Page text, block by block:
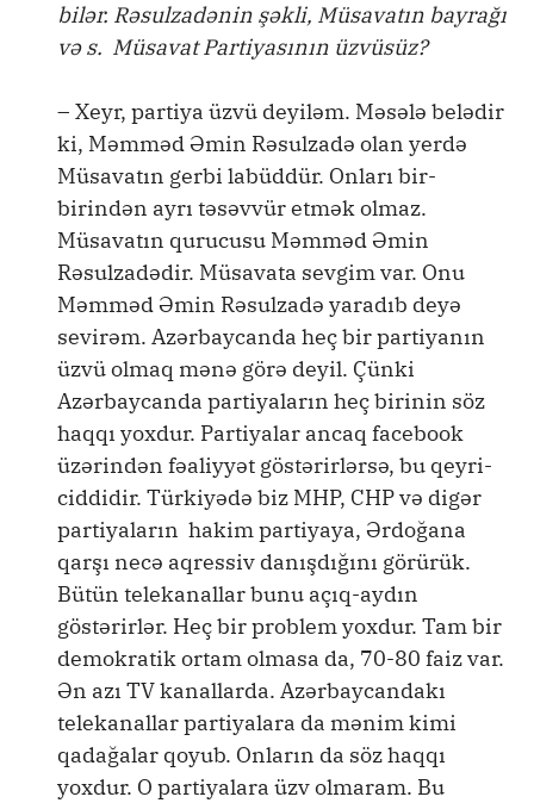
bilər. Rəsulzadənin şəkli, Müsavatın bayrağı
və s. Müsavat Partiyasının üzvüsüz?
– Xeyr, partiya üzvü deyiləm. Məsələ belədir
ki, Məmməd Əmin Rəsulzadə olan yerdə
Müsavatın gerbi labüddür. Onları bir-
birindən ayrı təsəvvür etmək olmaz.
Müsavatın qurucusu Məmməd Əmin
Rəsulzadədir. Müsavata sevgim var. Onu
Məmməd Əmin Rəsulzadə yaradıb deyə
sevirəm. Azərbaycanda heç bir partiyanın
üzvü olmaq mənə görə deyil. Çünki
Azərbaycanda partiyaların heç birinin söz
haqqı yoxdur. Partiyalar ancaq facebook
üzərindən fəaliyyət göstərirlərsə, bu qeyri-
ciddidir. Türkiyədə biz MHP, CHP və digər
partiyaların hakim partiyaya, Ərdoğana
qarşı necə aqressiv danışdığını görürük.
Bütün telekanallar bunu açıq-aydın
göstərirlər. Heç bir problem yoxdur. Tam bir
demokratik ortam olmasa da, 70-80 faiz var.
Ən azı TV kanallarda. Azərbaycandakı
telekanallar partiyalara da mənim kimi
qadağalar qoyub. Onların da söz haqqı
yoxdur. O partiyalara üzv olmaram. Bu